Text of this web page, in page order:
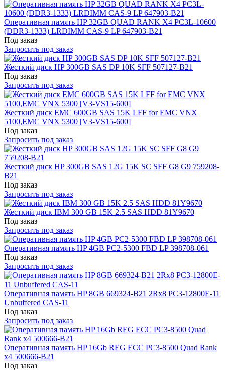
Оперативная память HP 32GB QUAD RANK X4 PC3L-10600
(DDR3-1333) LRDIMM CAS-9 LP 647903-B21
Под заказ
Запросить под заказ
Жесткий диск HP 300GB SAS DP 10K SFF 507127-B21
Под заказ
Запросить под заказ
Жесткий диск EMC 600GB SAS 15K LFF for EMC VNX
5100,EMC VNX 5300 [V3-VS15-600]
Под заказ
Запросить под заказ
Жесткий диск HP 300GB SAS 12G 15K SC SFF G8 G9 759208-
B21
Под заказ
Запросить под заказ
Жесткий диск IBM 300 GB 15K 2.5 SAS HDD 81Y9670
Под заказ
Запросить под заказ
Оперативная память HP 4GB PC2-5300 FBD LP 398708-061
Под заказ
Запросить под заказ
Оперативная память HP 8GB 669324-B21 2Rx8 PC3-12800E-11
Unbuffered CAS-11
Под заказ
Запросить под заказ
Оперативная память HP 16Gb REG ECC PC3-8500 Quad Rank
x4 500666-B21
Под заказ